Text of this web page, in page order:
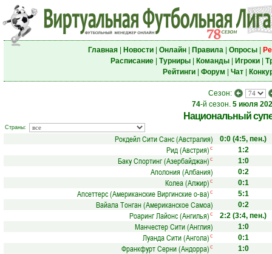
Главная| Новости| Онлайн| Правила| Опросы|
Расписание| Турниры| Команды| Игроки|
Рейтинги| Форум Чат|
Сезон:
74-й сезон. 5 июля
Национальный
Страны:
Рокдейл Сити Санс (Австралия) 0:0 (4:5, пен.)
Рид (Австрия) с 1:2
Баку Спортинг (Азербайджан) с 1:0
Аполония (Албания) 0:2
Колеа (Алжир) с 0:1
Апсеттерс (Американские Виргинские о-ва) с 5:1
Вайала Тонган (Американское Самоа) 0:2
Роаринг Лайонс (Ангилья) с 2:2 (3:4, пен.)
Манчестер Сити (Англия) 1:0
Луанда Сити (Ангола) с 0:1
Франкфурт Серни (Андорра) с 1:0